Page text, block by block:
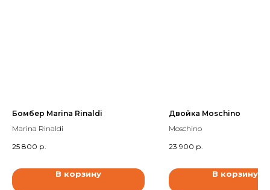
Бомбер Marina Rinaldi
Marina Rinaldi
25 800 р.
В корзину
Двойка Moschino
Moschino
23 900 р.
В корзину